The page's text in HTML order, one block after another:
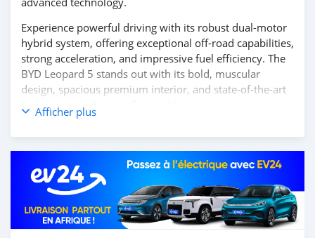
Experience powerful driving with its robust dual-motor
hybrid system, offering exceptional off-road capabilities,
strong acceleration, and impressive fuel efficiency. The
BYD Leopard 5 stands out with its bold, muscular
design, spacious premium interior, and state-of-the-art
features, including intelligent driver-assistance systems
and a cutting-edge infotainment suite.
Afficher plus